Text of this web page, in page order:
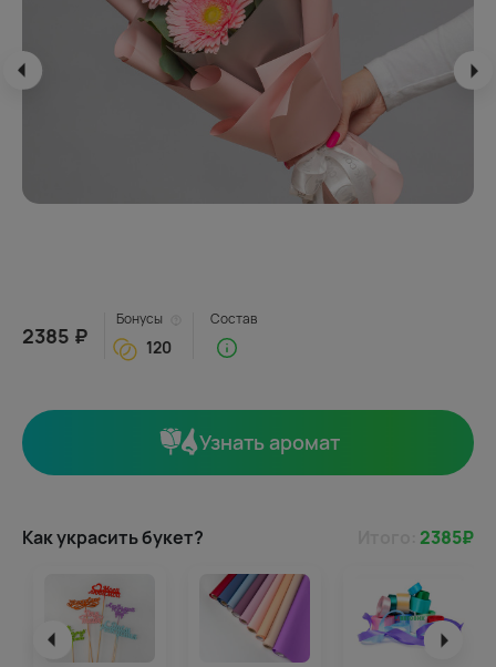
2385 ₽
Бонусы
120
Состав
Узнать аромат
Как украсить букет? 2385₽